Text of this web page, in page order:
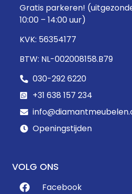
Gratis parkeren!
10:00 – 14:00 uur)
KVK: 56354177
BTW: NL-002008158.B79
030-292 6220
+31 638 157 234
Openingstijden
VOLG ONS
Facebook